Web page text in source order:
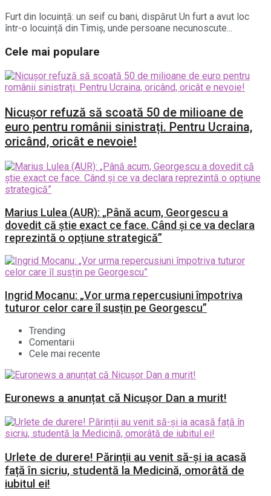
Furt din locuință: un seif cu bani, dispărut Un furt a avut loc
într-o locuință din Timiș, unde persoane necunoscute...
Cele mai populare
Nicușor refuză să scoată 50 de milioane de
euro pentru românii sinistrați. Pentru Ucraina,
oricând, oricât e nevoie!
Marius Lulea (AUR): „Până acum, Georgescu a
dovedit că știe exact ce face. Când și ce va declara
reprezintă o opțiune strategică”
Ingrid Mocanu: „Vor urma repercusiuni împotriva
tuturor celor care îl susțin pe Georgescu”
Trending
Comentarii
Cele mai recente
Euronews a anunțat că Nicușor Dan a murit!
Urlete de durere! Părinții au venit să-și ia acasă
față în sicriu, studentă la Medicină, omorâtă de
iubitul ei!